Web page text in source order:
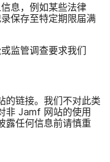
息，​例如​某些​法律​
保存至​特定​期限​届​满​
监管​调查​要求​我们​
的​链接。​我们​不​对​此​类​
非 Jamf 网站​的​使用​
露​任何​信息​前​请​慎重​